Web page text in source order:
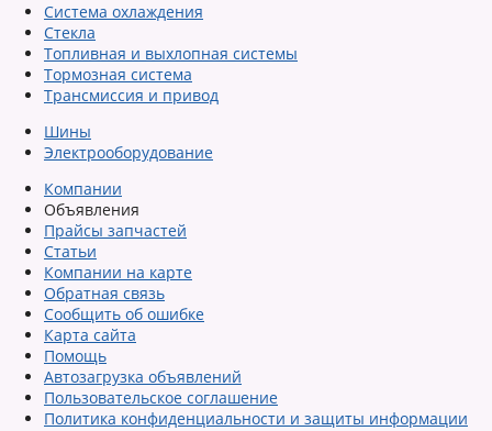
Система охлаждения
Стекла
Топливная и выхлопная системы
Тормозная система
Трансмиссия и привод
Шины
Электрооборудование
Компании
Объявления
Прайсы запчастей
Статьи
Компании на карте
Обратная связь
Сообщить об ошибке
Карта сайта
Помощь
Автозагрузка объявлений
Пользовательское соглашение
Политика конфиденциальности и защиты информации